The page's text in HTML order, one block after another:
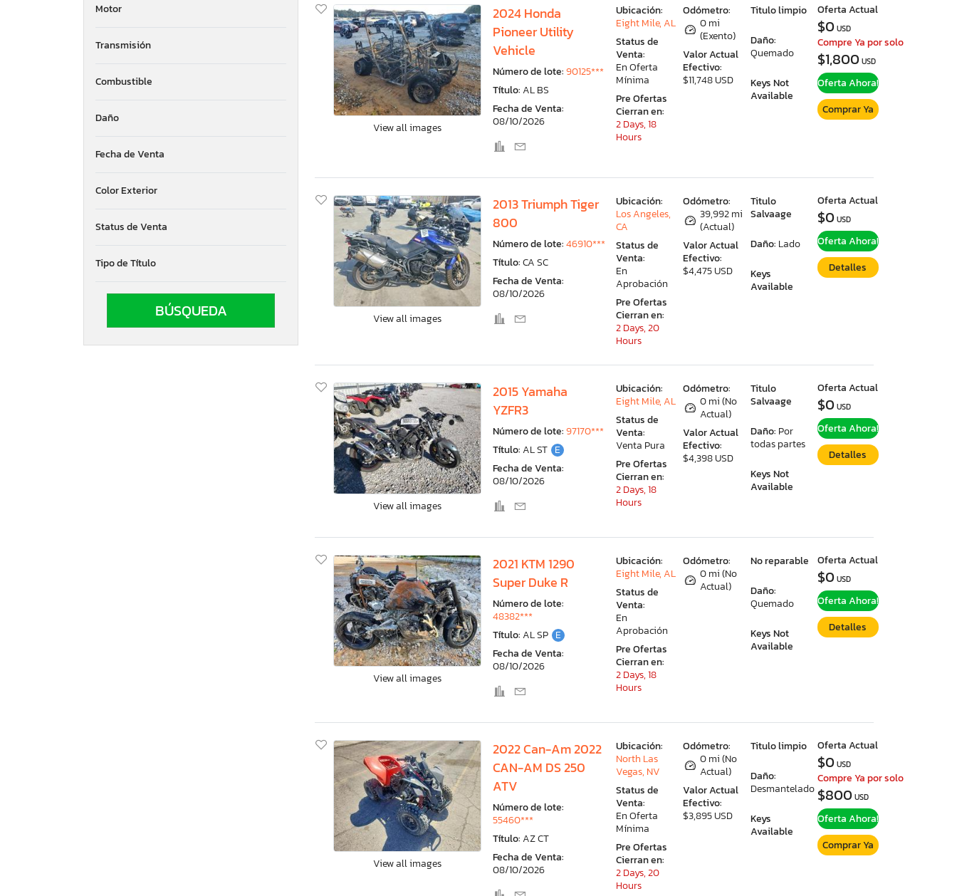
Motor
Transmisión
Combustible
Daño
Fecha de Venta
Color Exterior
Status de Venta
Tipo de Título
View all images
2024 Honda
Pioneer Utility
Vehicle
Número de lote:90125***
Título:AL BS
Fecha de Venta:
08/10/2026
Odómetro:
0 mi
(Exento)
Valor Actual
Efectivo:
$11,748 USD
Titulo limpio
Daño:
Quemado
Keys Not
Available
Ubicación:
Eight Mile, AL
Status de
Venta:
En Oferta
Mínima
Pre Ofertas
Cierran en:
2 Days, 18
Hours
Oferta Actual
$0USD
Compre Ya por solo
$1,800USD
Oferta Ahora!
Comprar Ya
View all images
2013 Triumph Tiger
800
Número de lote:46910***
Título:CA SC
Fecha de Venta:
08/10/2026
Odómetro:
39,992 mi
(Actual)
Valor Actual
Efectivo:
$4,475 USD
Titulo
Salvaage
Daño: Lado
Keys
Available
Ubicación:
Los Angeles,
CA
Status de
Venta:
En
Aprobación
Pre Ofertas
Cierran en:
2 Days, 20
Hours
Oferta Actual
$0USD
Oferta Ahora!
Detalles
View all images
2015 Yamaha
YZFR3
Número de lote:97170***
Título:AL ST E
Fecha de Venta:
08/10/2026
Odómetro:
0 mi (No
Actual)
Valor Actual
Efectivo:
$4,398 USD
Titulo
Salvaage
Daño: Por
todas partes
Keys Not
Available
Ubicación:
Eight Mile, AL
Status de
Venta:
Venta Pura
Pre Ofertas
Cierran en:
2 Days, 18
Hours
Oferta Actual
$0USD
Oferta Ahora!
Detalles
View all images
2021 KTM 1290
Super Duke R
Número de lote:
48382***
Título:AL SP E
Fecha de Venta:
08/10/2026
Odómetro:
0 mi (No
Actual)
No reparable
Daño:
Quemado
Keys Not
Available
Ubicación:
Eight Mile, AL
Status de
Venta:
En
Aprobación
Pre Ofertas
Cierran en:
2 Days, 18
Hours
Oferta Actual
$0USD
Oferta Ahora!
Detalles
View all images
2022 Can-Am 2022
CAN-AM DS 250
ATV
Número de lote:
55460***
Título:AZ CT
Fecha de Venta:
08/10/2026
Odómetro:
0 mi (No
Actual)
Valor Actual
Efectivo:
$3,895 USD
Titulo limpio
Daño:
Desmantelado
Keys
Available
Ubicación:
North Las
Vegas, NV
Status de
Venta:
En Oferta
Mínima
Pre Ofertas
Cierran en:
2 Days, 20
Hours
Oferta Actual
$0USD
Compre Ya por solo
$800USD
Oferta Ahora!
Comprar Ya